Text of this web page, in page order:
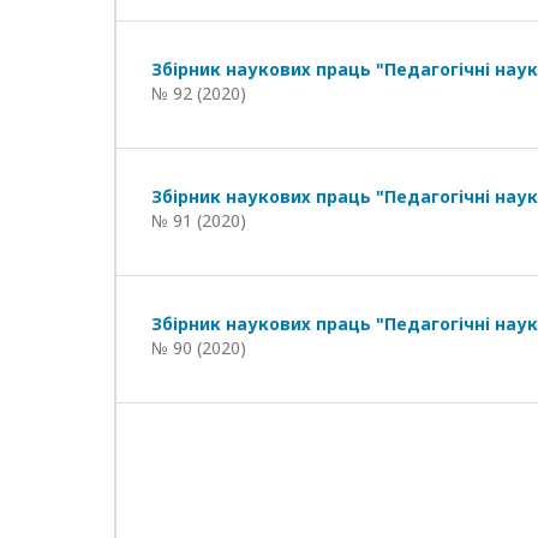
Збірник наукових праць "Педагогічні
№ 92 (2020)
Збірник наукових праць "Педагогічні
№ 91 (2020)
Збірник наукових праць "Педагогічні
№ 90 (2020)